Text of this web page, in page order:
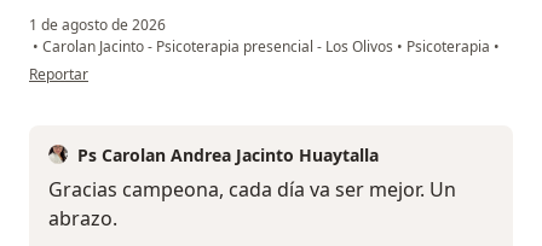
1 de agosto de 2026
• Carolan Jacinto - Psicoterapia presencial - Los Olivos • Psicoterapia •
en opinión del usuario P.V
Reportar
Ps Carolan Andrea Jacinto Huaytalla
Gracias campeona, cada día va ser mejor. Un
abrazo.